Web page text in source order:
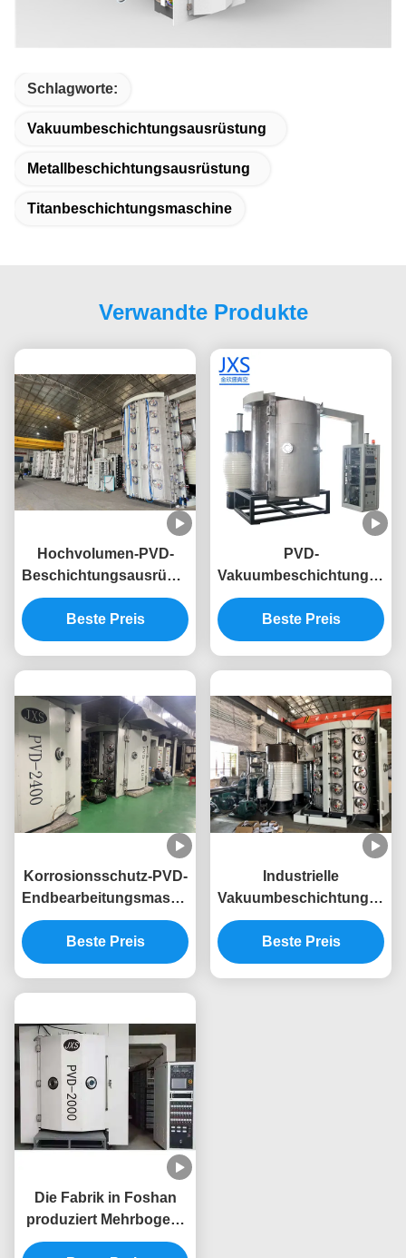
Schlagworte:
Vakuumbeschichtungsausrüstung
Metallbeschichtungsausrüstung
Titanbeschichtungsmaschine
Verwandte Produkte
Hochvolumen-PVD-
Beschichtungsausrüstung
bietet eine breite Palette
von Farboptionen für
die kompletten Rahmen
Beste Preis
PVD-
für Edelstahlscheren,
Küchenmesser,
rostfreie
Beste Preis
Korrosionsschutz-PVD-
Endbearbeitungsmaschine
in Lebensmittelqualität
für Sanitärwasserhähne
mit
Badezimmer
Beste Preis
Industrielle
für große Hohlräume
Beste Preis
Die Fabrik in Foshan
produziert Mehrbogen-
Ionen-PVD-